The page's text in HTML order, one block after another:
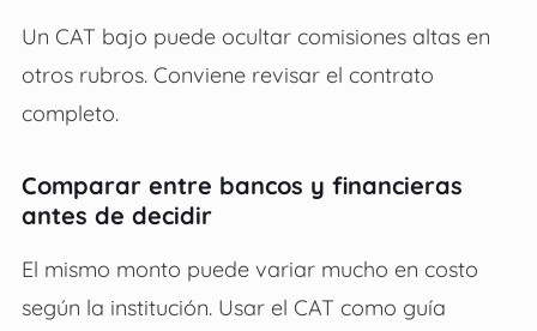
Un CAT bajo puede ocultar comisiones altas en
otros rubros. Conviene revisar el contrato
completo.
Comparar entre bancos y financieras
antes de decidir
El mismo monto puede variar mucho en costo
según la institución. Usar el CAT como guía